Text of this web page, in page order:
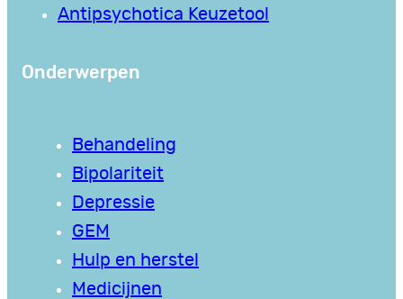
Antipsychotica Keuzetool
Onderwerpen
Behandeling
Bipolariteit
Depressie
GEM
Hulp en herstel
Medicijnen